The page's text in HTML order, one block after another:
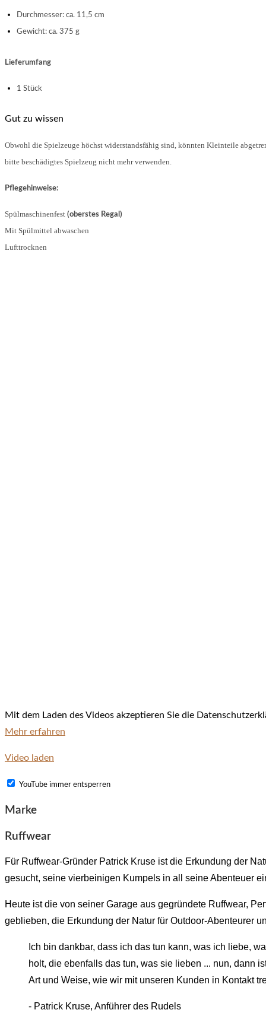
Durchmesser: ca. 11,5 cm
Gewicht: ca. 375 g
Lieferumfang
1 Stück
Gut zu wissen
Obwohl die Spielzeuge höchst widerstandsfähig sind, könnten Kleinteile
bitte beschädigtes Spielzeug nicht mehr verwenden.
Pflegehinweise:
Spülmaschinenfest (oberstes Regal)
Mit Spülmittel abwaschen
Lufttrocknen
Mit dem Laden des Videos akzeptieren Sie die
Mehr erfahren
Video laden
YouTube immer entsperren
Marke
Ruffwear
Für Ruffwear-Gründer Patrick Kruse ist die Erkundung der
gesucht, seine vierbeinigen Kumpels in all seine Abenteuer
Heute ist die von seiner Garage aus gegründete Ruffwear,
geblieben, die Erkundung der Natur für Outdoor-Abenteurer
Ich bin dankbar, dass ich das tun kann, was ich liebe,
holt, die ebenfalls das tun, was sie lieben ... nun, dann
Art und Weise, wie wir mit unseren Kunden in Kontakt
- Patrick Kruse, Anführer des Rudels